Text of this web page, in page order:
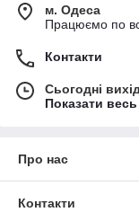
м. Одеса
Працюємо по
Контакти
Сьогодні
Показати
Про нас
Контакти